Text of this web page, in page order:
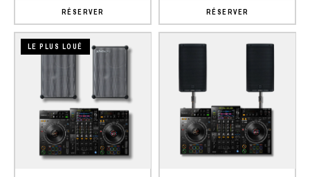
RÉSERVER RÉSERVER
LE PLUS LOUÉ